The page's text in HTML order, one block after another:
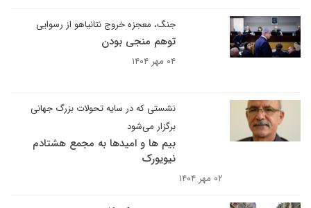
جنگ، معجزه خروج نتانیاهو از رسوایی
توهم منجی بودن
۰۴ مهر ۱۴۰۴
نشستی که در سایه تحولات بزرگ جهانی
برگزار می‌شود
بیم ها و امیدها به مجمع هشتادم
نیویورک
۰۲ مهر ۱۴۰۴